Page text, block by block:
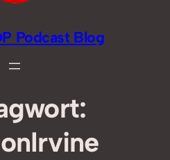
Podcast Blog